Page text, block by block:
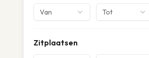
Van Tot
Zitplaatsen